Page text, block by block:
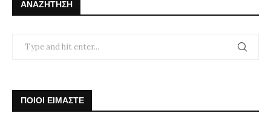
ΑΝΑΖΉΤΗΣΗ
ΠΟΙΟΙ ΕΙΜΑΣΤΕ